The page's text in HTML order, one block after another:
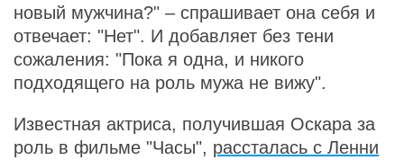
новый мужчина?" – спрашивает она себя и
отвечает: "Нет". И добавляет без тени
сожаления: "Пока я одна, и никого
подходящего на роль мужа не вижу".
Известная актриса, получившая Оскара за
роль в фильме "Часы", рассталась с Ленни